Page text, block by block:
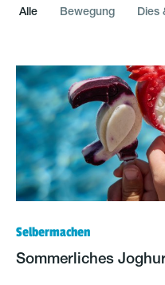
Alle Bewegung Dies
Selbermachen
Sommerliches